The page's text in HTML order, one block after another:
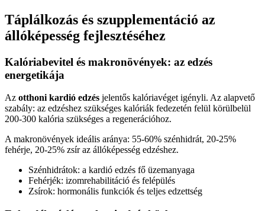
Táplálkozás és szupplementáció az
állóképesség fejlesztéséhez
Kalóriabevitel és makronövények: az edzés
energetikája
Az otthoni kardió edzés jelentős kalóriavéget igényli. Az alapvető
szabály: az edzéshez szükséges kalóriák fedezetén felül körülbelül
200-300 kalória szükséges a regenerációhoz.
A makronövények ideális aránya: 55-60% szénhidrát, 20-25%
fehérje, 20-25% zsír az állóképesség edzéshez.
Szénhidrátok: a kardió edzés fő üzemanyaga
Fehérjék: izomrehabilitáció és felépülés
Zsírok: hormonális funkciók és teljes edzettség